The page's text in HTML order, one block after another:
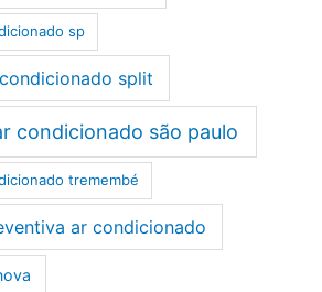
sp
split
condicionado são paulo
tremembé
ar condicionado